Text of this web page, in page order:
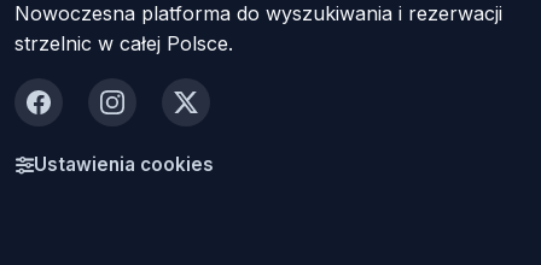
Nowoczesna platforma do wyszukiwania i rezerwacji
strzelnic w całej Polsce.
FacebookInstagram
X
Ustawienia cookies